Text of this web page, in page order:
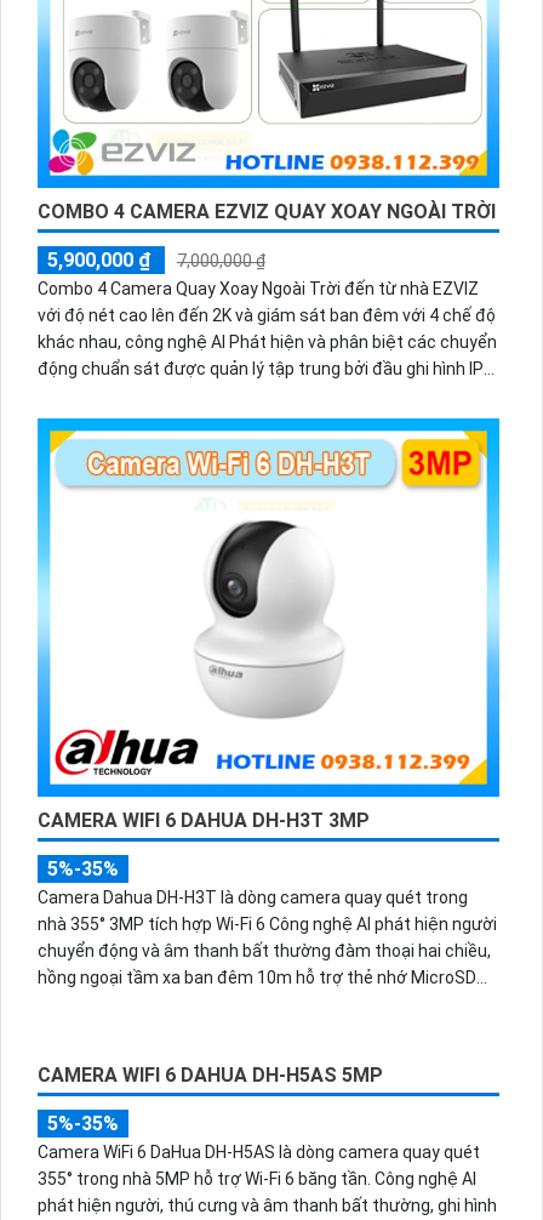
COMBO 4 CAMERA EZVIZ QUAY XOAY NGOÀI TRỜI
5,900,000 ₫
7,000,000 ₫
Combo 4 Camera Quay Xoay Ngoài Trời đến từ nhà EZVIZ
với độ nét cao lên đến 2K và giám sát ban đêm với 4 chế độ
khác nhau, công nghệ AI Phát hiện và phân biệt các chuyển
động chuẩn sát được quản lý tập trung bởi đầu ghi hình IP
CAMERA WIFI 6 DAHUA DH-H3T 3MP
5%-35%
Camera Dahua DH-H3T là dòng camera quay quét trong
nhà 355° 3MP tích hợp Wi-Fi 6 Công nghệ AI phát hiện người
chuyển động và âm thanh bất thường đàm thoại hai chiều,
hồng ngoại tầm xa ban đêm 10m hỗ trợ thẻ nhớ MicroSD
CAMERA WIFI 6 DAHUA DH-H5AS 5MP
5%-35%
Camera WiFi 6 DaHua DH-H5AS là dòng camera quay quét
355° trong nhà 5MP hỗ trợ Wi-Fi 6 băng tần. Công nghệ AI
phát hiện người, thú cưng và âm thanh bất thường, ghi hình